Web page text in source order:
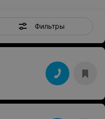
Фильтры